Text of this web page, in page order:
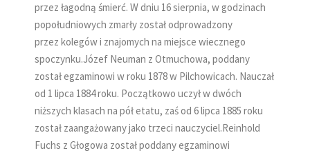
przez łagodną śmierć. W dniu 16 sierpnia, w godzinach
popołudniowych zmarły został odprowadzony
przez kolegów i znajomych na miejsce wiecznego
spoczynku.Józef Neuman z Otmuchowa, poddany
został egzaminowi w roku 1878 w Pilchowicach. Nauczał
od 1 lipca 1884 roku. Początkowo uczył w dwóch
niższych klasach na pół etatu, zaś od 6 lipca 1885 roku
został zaangażowany jako trzeci nauczyciel.Reinhold
Fuchs z Głogowa został poddany egzaminowi